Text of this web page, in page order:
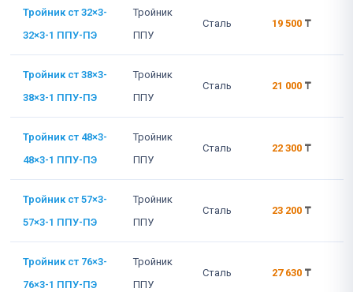
Тройник ст 32×3-
32×3-1 ППУ-ПЭ
Тройник
ППУ
Сталь 19 500 ₸
Тройник ст 38×3-
38×3-1 ППУ-ПЭ
Тройник
ППУ
Сталь 21 000 ₸
Тройник ст 48×3-
48×3-1 ППУ-ПЭ
Тройник
ППУ
Сталь 22 300 ₸
Тройник ст 57×3-
57×3-1 ППУ-ПЭ
Тройник
ППУ
Сталь 23 200 ₸
Тройник ст 76×3-
76×3-1 ППУ-ПЭ
Тройник
ППУ
Сталь 27 630 ₸